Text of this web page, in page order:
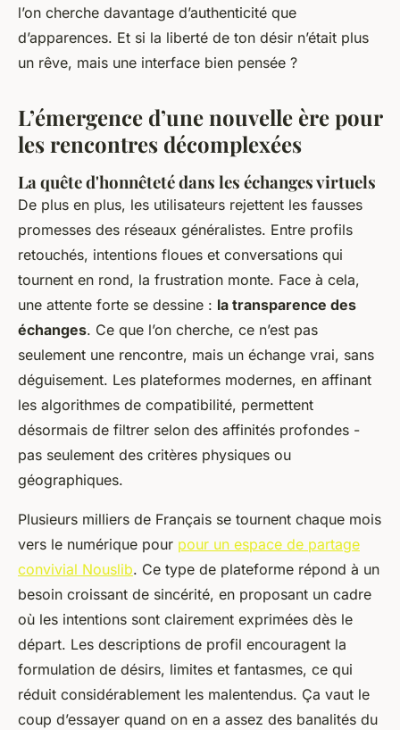
l’on cherche davantage d’authenticité que
d’apparences. Et si la liberté de ton désir n’était plus
un rêve, mais une interface bien pensée ?
L’émergence d’une nouvelle ère pour
les rencontres décomplexées
La quête d'honnêteté dans les échanges virtuels
De plus en plus, les utilisateurs rejettent les fausses
promesses des réseaux généralistes. Entre profils
retouchés, intentions floues et conversations qui
tournent en rond, la frustration monte. Face à cela,
une attente forte se dessine : la transparence des
échanges. Ce que l’on cherche, ce n’est pas
seulement une rencontre, mais un échange vrai, sans
déguisement. Les plateformes modernes, en affinant
les algorithmes de compatibilité, permettent
désormais de filtrer selon des affinités profondes -
pas seulement des critères physiques ou
géographiques.
Plusieurs milliers de Français se tournent chaque mois
vers le numérique pour pour un espace de partage
convivial Nouslib. Ce type de plateforme répond à un
besoin croissant de sincérité, en proposant un cadre
où les intentions sont clairement exprimées dès le
départ. Les descriptions de profil encouragent la
formulation de désirs, limites et fantasmes, ce qui
réduit considérablement les malentendus. Ça vaut le
coup d’essayer quand on en a assez des banalités du